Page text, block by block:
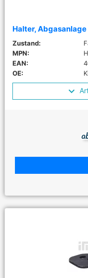
Halter,
Zustand:
MPN:
EAN:
OE: